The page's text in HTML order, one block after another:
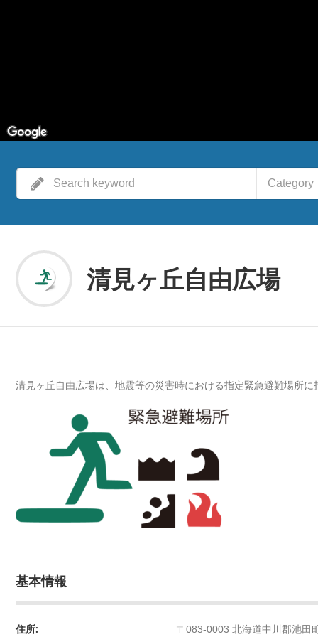
Category
清見ヶ丘自由広場
清見ヶ丘自由広場は、地震等の災害時における指定緊急避難場所に
基本情報
住所: 〒083-0003 北海道中川郡池田